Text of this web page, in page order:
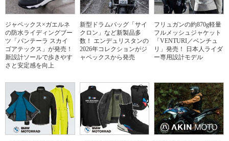
ジャペックス×ガエルネ
の防水ライディングブー
ツ「パンテーラ スカイ
ゴアテックス」が発売！
新設計ソールで歩きやす
さと安定感を向上
新型ドラムバッグ「サイ
クロン」など新製品多
数！ エンデュリスタンの
2026年コレクションがジ
ャペックスから発売
フリュガンの約870g軽量
フルメッシュジャケット
「VENTURI／ベンチュ
リ」発売！ 日本人ライダ
ー専用設計モデル